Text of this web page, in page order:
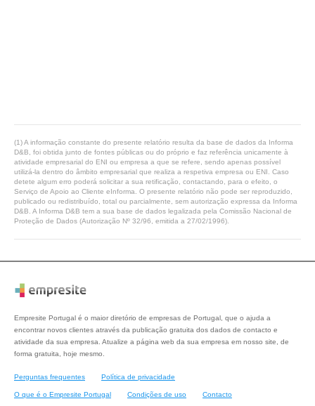
(1) A informação constante do presente relatório resulta da base de dados da Informa
D&B, foi obtida junto de fontes públicas ou do próprio e faz referência unicamente à
atividade empresarial do ENI ou empresa a que se refere, sendo apenas possível
utilizá-la dentro do âmbito empresarial que realiza a respetiva empresa ou ENI. Caso
detete algum erro poderá solicitar a sua retificação, contactando, para o efeito, o
Serviço de Apoio ao Cliente eInforma. O presente relatório não pode ser reproduzido,
publicado ou redistribuído, total ou parcialmente, sem autorização expressa da Informa
D&B. A Informa D&B tem a sua base de dados legalizada pela Comissão Nacional de
Proteção de Dados (Autorização Nº 32/96, emitida a 27/02/1996).
Empresite Portugal é o maior diretório de empresas de Portugal, que o ajuda a
encontrar novos clientes através da publicação gratuita dos dados de contacto e
atividade da sua empresa. Atualize a página web da sua empresa em nosso site, de
forma gratuita, hoje mesmo.
Perguntas frequentes Política de privacidade
O que é o Empresite Portugal Condições de uso Contacto